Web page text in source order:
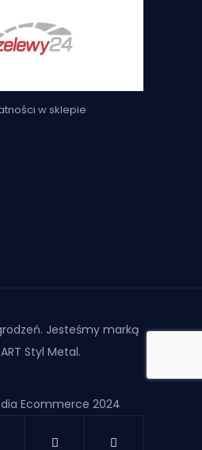
w sklepie
Jesteśmy marką
Styl Metal.
Ecommerce 2024